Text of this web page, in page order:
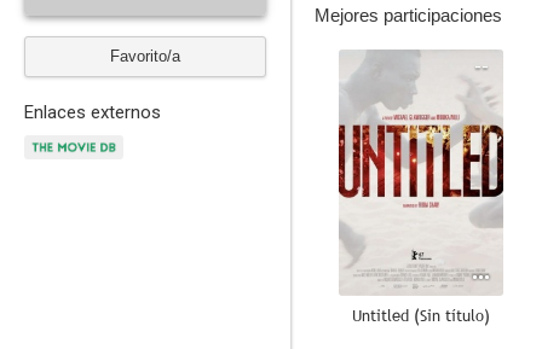
Favorito/a
Enlaces externos
Mejores participaciones
--
Untitled (Sin título)